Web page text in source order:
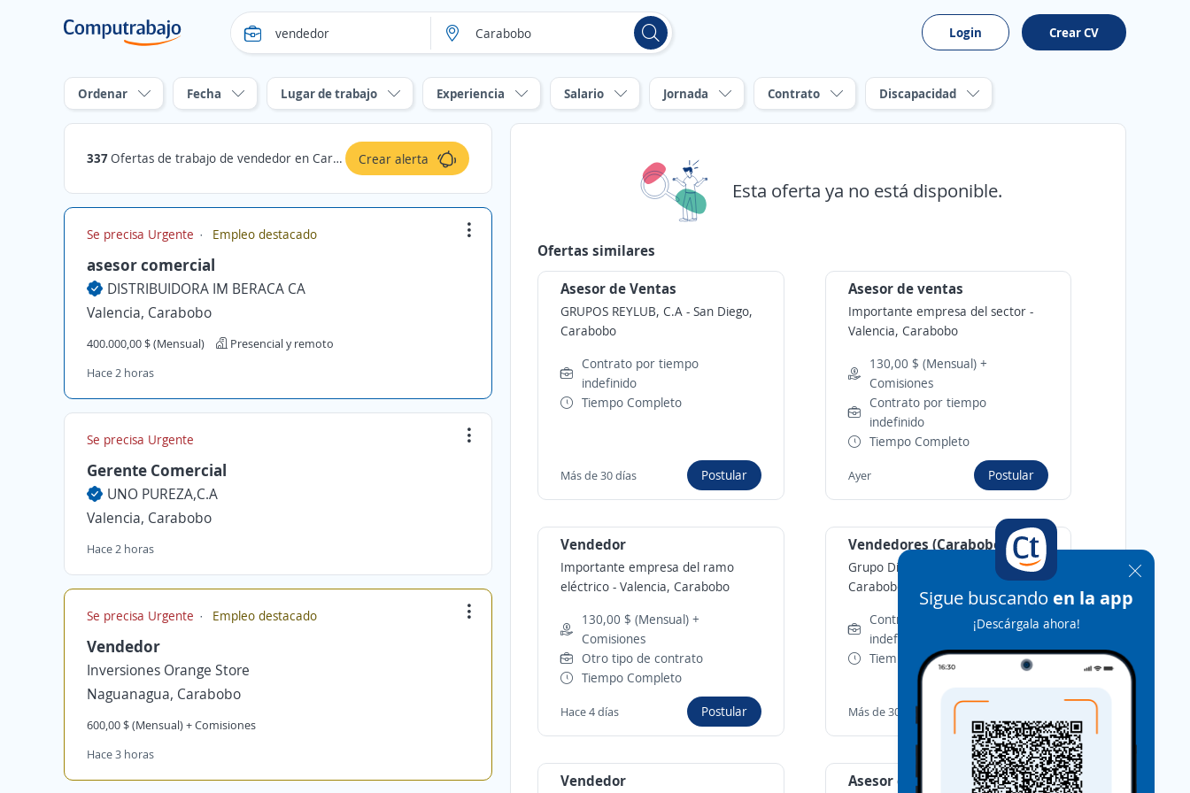
Login Crear CV
Ordenar Fecha Lugar de trabajo Experiencia Salario Jornada Contrato Discapacidad
337Ofertas de trabajo de vendedor en Carabobo Crear alerta
Se precisa Urgente Empleo destacado
asesor comercial
DISTRIBUIDORA IM BERACA CA
Valencia, Carabobo
400.000,00 $ (Mensual)
Presencial y remoto
Hace 2 horas
Se precisa Urgente
Gerente Comercial
UNO PUREZA,C.A
Valencia, Carabobo
Hace 2 horas
Se precisa Urgente Empleo destacado
Vendedor
Inversiones Orange Store
Naguanagua, Carabobo
600,00 $ (Mensual) + Comisiones
Hace 3 horas
Sigue buscando en la app
¡Descárgala ahora!
Esta oferta ya no está disponible.
Ofertas similares
Asesor de Ventas
GRUPOS REYLUB, C.A -San Diego,
Carabobo
Contrato por tiempo
indefinido
Tiempo Completo
Más de 30 días Postular
Asesor de ventas
Importante empresa del sector -
Valencia, Carabobo
130,00 $ (Mensual) +
Comisiones
Contrato por tiempo
indefinido
Tiempo Completo
Ayer Postular
Vendedor
Importante empresa del ramo
eléctrico -Valencia, Carabobo
130,00 $ (Mensual) +
Comisiones
Otro tipo de contrato
Tiempo Completo
Hace 4 días Postular
Vendedores (Carabobo)
Grupo Disalca, C.A.
Guacara,
Carabobo
Contrato por tiempo
indefinido
Tiempo Completo
Más de 30 días
Vendedor Asesor de ventas valencia